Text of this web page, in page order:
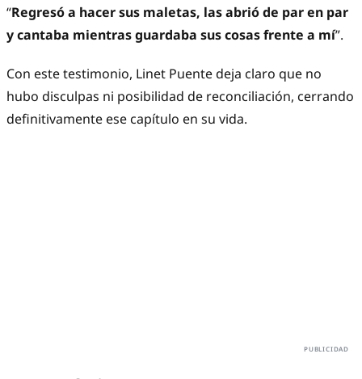
“Regresó a hacer sus maletas, las abrió de par en par
y cantaba mientras guardaba sus cosas frente a mí”.
Con este testimonio, Linet Puente deja claro que no
hubo disculpas ni posibilidad de reconciliación, cerrando
definitivamente ese capítulo en su vida.